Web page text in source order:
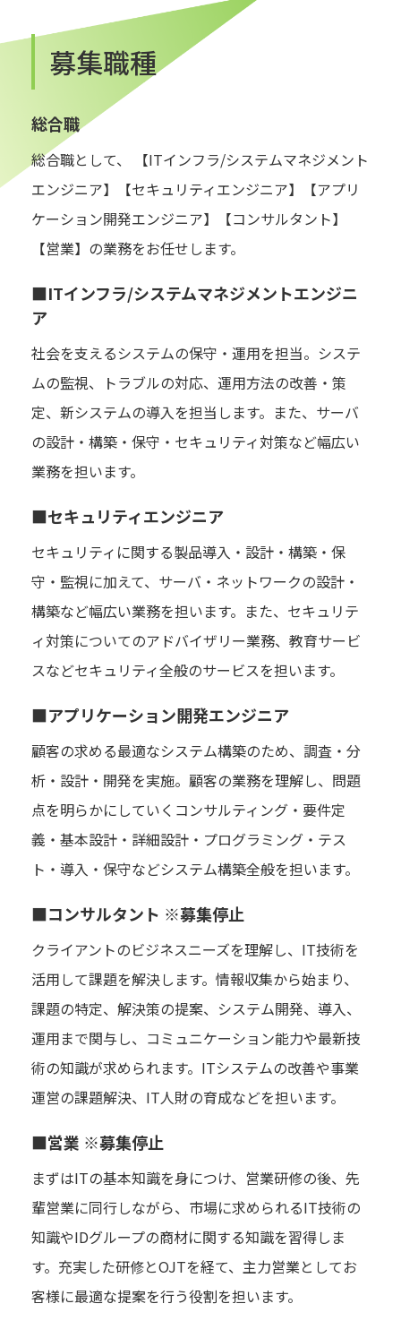
募集職種
総合職
総合職として、 【ITインフラ/システムマネジメント
エンジニア】【セキュリティエンジニア】【アプリ
ケーション開発エンジニア】【コンサルタント】
【営業】の業務をお任せします。
■ITインフラ/システムマネジメントエンジニ
ア
社会を支えるシステムの保守・運用を担当。システ
ムの監視、トラブルの対応、運用方法の改善・策
定、新システムの導入を担当します。また、サーバ
の設計・構築・保守・セキュリティ対策など幅広い
業務を担います。
■セキュリティエンジニア
セキュリティに関する製品導入・設計・構築・保
守・監視に加えて、サーバ・ネットワークの設計・
構築など幅広い業務を担います。また、セキュリテ
ィ対策についてのアドバイザリー業務、教育サービ
スなどセキュリティ全般のサービスを担います。
■アプリケーション開発エンジニア
顧客の求める最適なシステム構築のため、調査・分
析・設計・開発を実施。顧客の業務を理解し、問題
点を明らかにしていくコンサルティング・要件定
義・基本設計・詳細設計・プログラミング・テス
ト・導入・保守などシステム構築全般を担います。
■コンサルタント ※募集停止
クライアントのビジネスニーズを理解し、IT技術を
活用して課題を解決します。情報収集から始まり、
課題の特定、解決策の提案、システム開発、導入、
運用まで関与し、コミュニケーション能力や最新技
術の知識が求められます。ITシステムの改善や事業
運営の課題解決、IT人財の育成などを担います。
■営業 ※募集停止
まずはITの基本知識を身につけ、営業研修の後、先
輩営業に同行しながら、市場に求められるIT技術の
知識やIDグループの商材に関する知識を習得しま
す。充実した研修とOJTを経て、主力営業としてお
客様に最適な提案を行う役割を担います。